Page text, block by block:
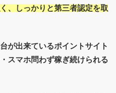
、しっかりと第三者認定を取
が出来ているポイントサイト
スマホ問わず稼ぎ続けられる